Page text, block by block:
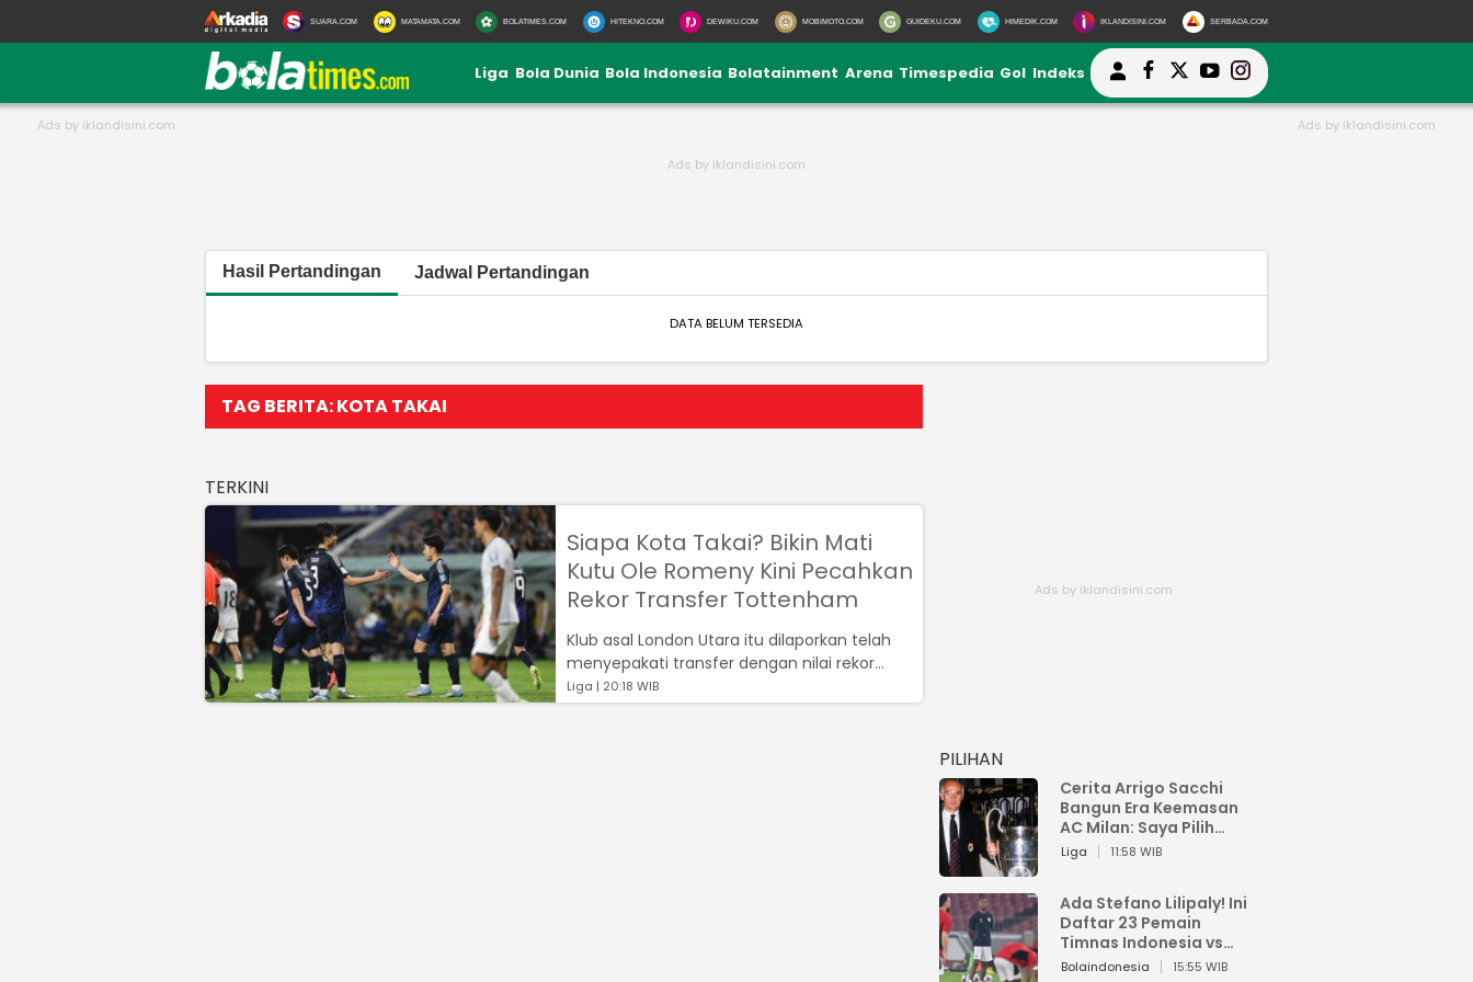
SUARA.COM MATAMATA.COM BOLATIMES.COM HITEKNO.COM DEWIKU.COM MOBIMOTO.COM GUIDEKU.COM HIMEDIK.COM IKLANDISINI.COM SERBADA.COM
Liga Bola Dunia Bola Indonesia Bolatainment Arena Timespedia Gol Indeks
Hasil Pertandingan Jadwal Pertandingan
DATA BELUM TERSEDIA
TAG BERITA: KOTA TAKAI
TERKINI
Siapa Kota Takai? Bikin Mati
Kutu Ole Romeny Kini Pecahkan
Rekor Transfer Tottenham
Klub asal London Utara itu dilaporkan telah
menyepakati transfer dengan nilai rekor
untuk pemain muda Jepang, Kota Takai...
Liga | 20:18 WIB
PILIHAN
Cerita Arrigo Sacchi
Bangun Era Keemasan
AC Milan: Saya Pilih
Pemain dari Isi Otaknya
Liga 11:58 WIB
Ada Stefano Lilipaly! Ini
Daftar 23 Pemain
Timnas Indonesia vs
China
Bolaindonesia 15:55 WIB